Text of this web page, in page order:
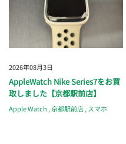
2026年08月3日
AppleWatch Nike Series7をお買
取しました【京都駅前店】
Apple Watch ,京都駅前店, スマホ